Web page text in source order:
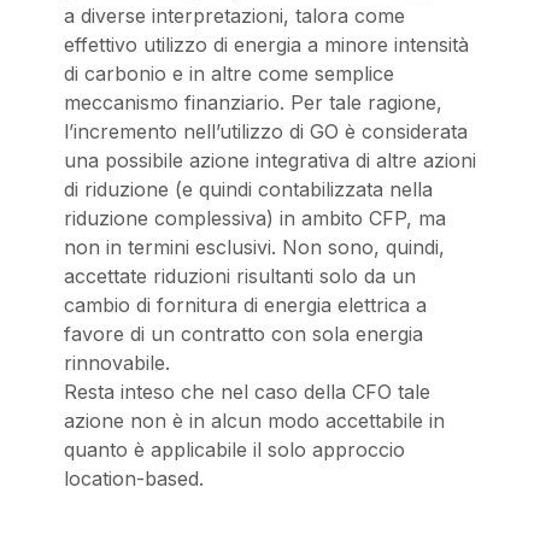
a diverse interpretazioni, talora come
effettivo utilizzo di energia a minore intensità
di carbonio e in altre come semplice
meccanismo finanziario. Per tale ragione,
l’incremento nell’utilizzo di GO è considerata
una possibile azione integrativa di altre azioni
di riduzione (e quindi contabilizzata nella
riduzione complessiva) in ambito CFP, ma
non in termini esclusivi. Non sono, quindi,
accettate riduzioni risultanti solo da un
cambio di fornitura di energia elettrica a
favore di un contratto con sola energia
rinnovabile.
Resta inteso che nel caso della CFO tale
azione non è in alcun modo accettabile in
quanto è applicabile il solo approccio
location-based.